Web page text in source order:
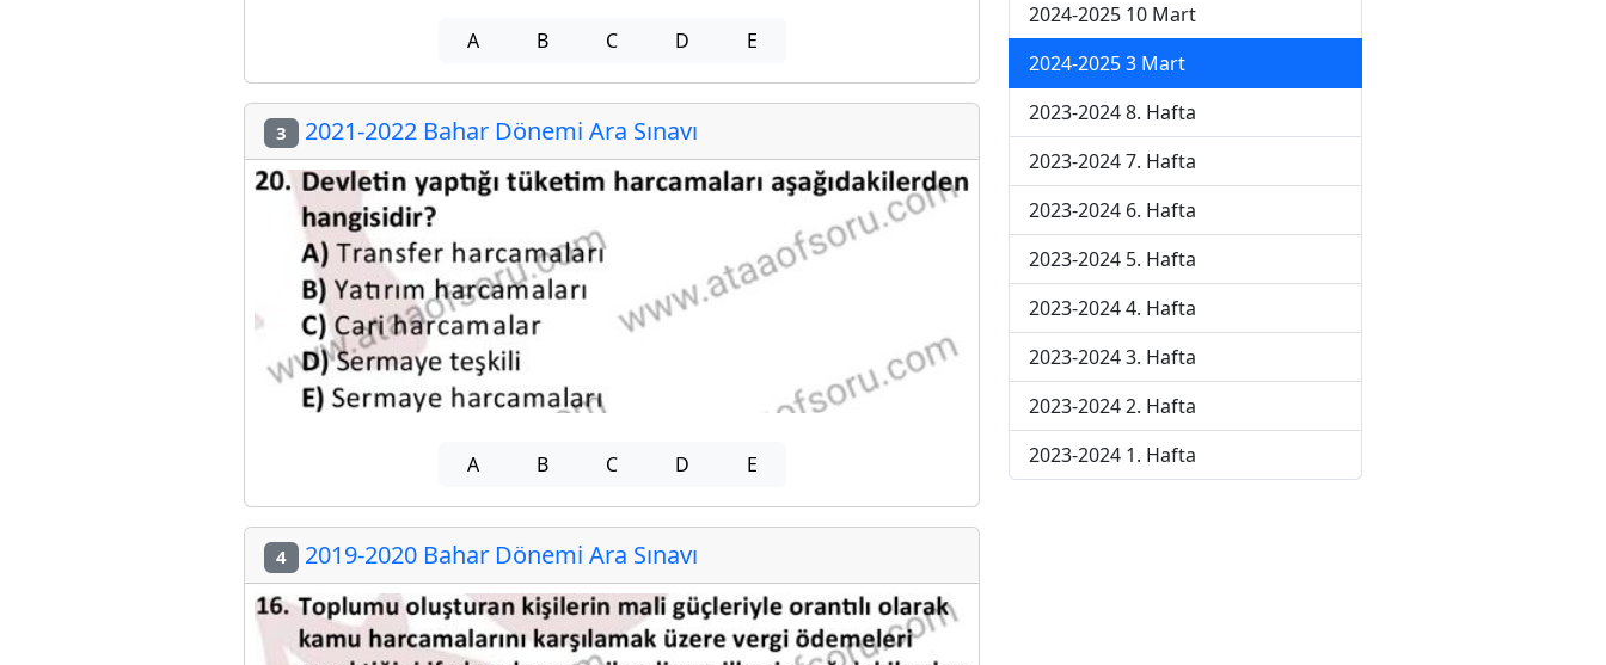
A B C D E
3 2021-2022 Bahar Dönemi Ara Sınavı
A B C D E
4 2019-2020 Bahar Dönemi Ara Sınavı
2024-2025 10 Mart
2024-2025 3 Mart
2023-2024 8. Hafta
2023-2024 7. Hafta
2023-2024 6. Hafta
2023-2024 5. Hafta
2023-2024 4. Hafta
2023-2024 3. Hafta
2023-2024 2. Hafta
2023-2024 1. Hafta